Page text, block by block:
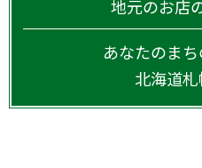
地元のお店
あなたのま
北海道